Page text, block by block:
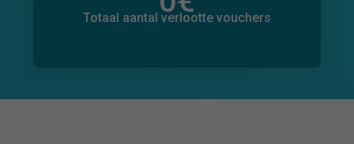
Totaal aantal verlootte vouchers
0€